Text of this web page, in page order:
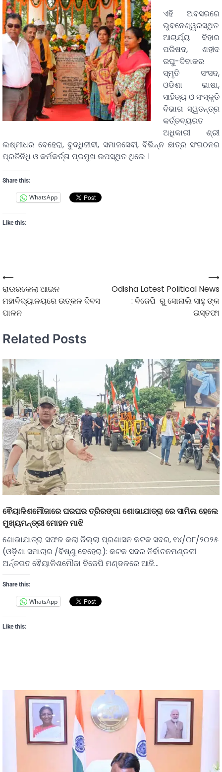
ଏହି ଅବସରରେ
ଭୁବନେଶ୍ୱରସ୍ଥିତ
ଆଚାର୍ଯ୍ୟ ବିହାର
ପରିଷଦ, ଶହୀଦ
ରଘୁ-ଦିବାକର
ସ୍ମୃତି ସଂସଦ,
ଓଡିଶା ଭାଷା,
ସାହିତ୍ୟ ଓ ସଂସ୍କୃତି
ବିଭାଗ ସ୍ୱତନ୍ତ୍ର
କର୍ତ୍ତବ୍ୟରତ
ଅଧିକାରୀ ଶ୍ରୀ
ଲଷ୍ମୀଧର ବେହେରା, ବୁଦ୍ଧିଜୀବୀ, ସମାଜସେବୀ, ବିଭିନ୍ନ ଛାତ୍ର ସଂଗଠନର
ପ୍ରତିନିଧି ଓ କର୍ମକର୍ତ୍ତା ପ୍ରମୁଖ ଉପସ୍ଥିତ ଥିଲେ ।
Share this:
WhatsApp
Like this:
⟵
ରାଉରକେଲା ଆଇନ
ମହାବିଦ୍ୟାଳୟରେ ଉତ୍କଳ ଦିବସ
ପାଳନ
Odisha Latest Political News
: ବିଜେପି ରୁ ‌ସୋନାଲି ସାହୁ ଙ୍କ
ଇସ୍ତଫା
⟶
Related Posts
ଵୈୟାଳିଶମୌଜାରେ ଘରଘର ତ୍ରିରଙ୍ଗା ଶୋଭାଯାତ୍ରା ରେ ସାମିଲ ହେଲେ
ମୁଖ୍ୟମନ୍ତ୍ରୀ ମୋହନ ମାଝି
ଶୋଭାଯାତ୍ରା ସଫଳ କଲା ଜିଲ୍ଲା ପ୍ରଶାସନ କଟକ ସଦର, ୧୪/୦୮/୨୦୨୫
(ଓଡ଼ିଶା ସମାଚାର /ବିଷ୍ଣୁ ବେହେରା): କଟକ ସଦର ନିର୍ବାଚନମଣ୍ଡଳୀ
ଅର୍ନ୍ତଗତ ଵୈୟାଳିଶମୌଜା ବିଜେପି ମଣ୍ଡଳରେ ଆଜି…
Share this:
WhatsApp
Like this: